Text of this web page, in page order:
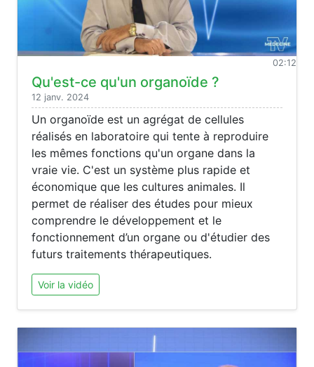
02:12
Qu'est-ce qu'un organoïde ?
12 janv. 2024
Un organoïde est un agrégat de cellules
réalisés en laboratoire qui tente à reproduire
les mêmes fonctions qu'un organe dans la
vraie vie. C'est un système plus rapide et
économique que les cultures animales. Il
permet de réaliser des études pour mieux
comprendre le développement et le
fonctionnement d’un organe ou d'étudier des
futurs traitements thérapeutiques.
Voir la vidéo